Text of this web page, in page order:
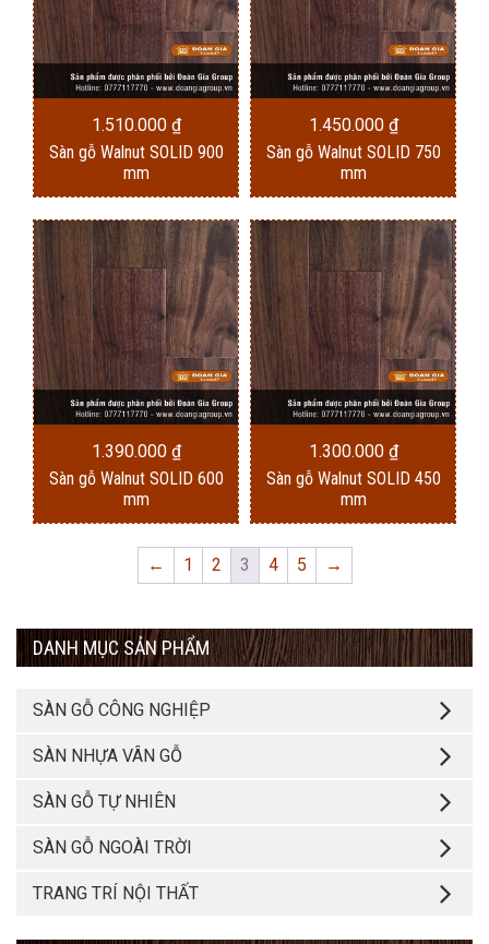
1.510.000 ₫
Sàn gỗ Walnut SOLID 900
mm
1.450.000 ₫
Sàn gỗ Walnut SOLID 750
mm
1.390.000 ₫
Sàn gỗ Walnut SOLID 600
mm
1.300.000 ₫
Sàn gỗ Walnut SOLID 450
mm
← 1 2 3 4 5 →
DANH MỤC SẢN PHẨM
SÀN GỖ CÔNG NGHIỆP
SÀN NHỰA VÂN GỖ
SÀN GỖ TỰ NHIÊN
SÀN GỖ NGOÀI TRỜI
TRANG TRÍ NỘI THẤT